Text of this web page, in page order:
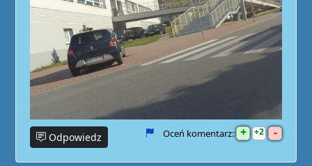
Odpowiedz Oceń komentarz: + 2 -